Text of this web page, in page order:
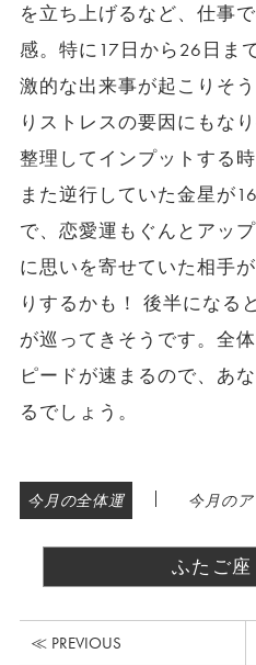
を立ち上げるなど、仕事
感。特に17日から26日ま
激的な出来事が起こりそ
りストレスの要因にもな
整理してインプットする
また逆行していた金星が
で、恋愛運もぐんとアッ
に思いを寄せていた相手
りするかも！ 後半になる
が巡ってきそうです。全
ピードが速まるので、あ
るでしょう。
今月の全体運 | 今月の
ふたご
≪ PREVIOUS